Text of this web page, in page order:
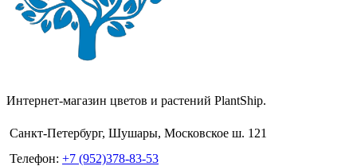
Интернет-магазин цветов и растений PlantShip.
Санкт-Петербург, Шушары, Московское ш. 121
Телефон: +7 (952)378-83-53